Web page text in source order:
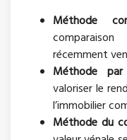
Méthode
récemment
Méthode
valoriser le
l’immobilier
Méthode du